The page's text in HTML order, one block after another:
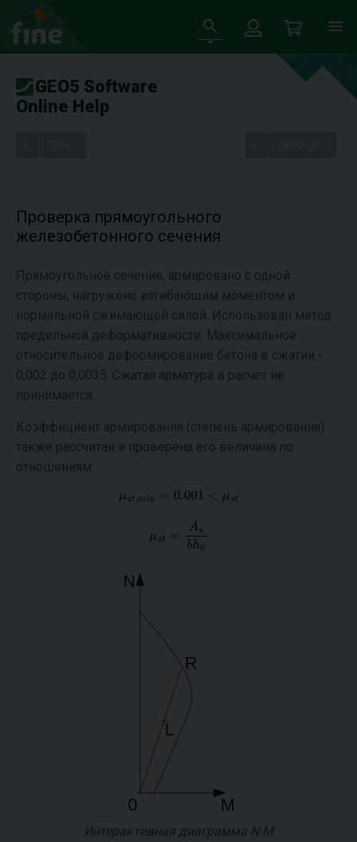
GEO5 Software
Online Help
Проверка прямоугольного
железобетонного сечения
Прямоугольное сечение, армировано с одной
стороны, нагружено изгибающим моментом и
нормальной сжимающей силой. Использован метод
предельной деформативности. Максимальное
относительное деформирование бетона в сжатии -
0,002 до 0,0035. Сжатая арматура в расчет не
принимается.
Коэффициент армирования (степень армирования)
также рассчитан и проверена его величина по
отношениям:
Интерактивная диаграмма N-M